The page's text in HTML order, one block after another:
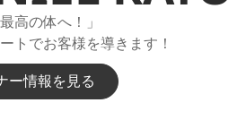
高の体へ！」
トでお客様を導きます！
ー情報を見る